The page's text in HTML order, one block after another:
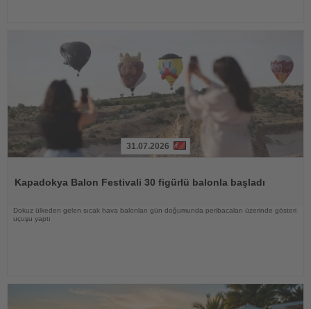
31.07.2026
Kapadokya Balon Festivali 30 figürlü balonla başladı
Dokuz ülkeden gelen sıcak hava balonları gün doğumunda peribacaları üzerinde gösteri
uçuşu yaptı